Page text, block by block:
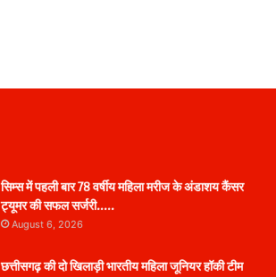
सिम्स में पहली बार 78 वर्षीय महिला मरीज के अंडाशय कैंसर
ट्यूमर की सफल सर्जरी…..
August 6, 2026
छत्तीसगढ़ की दो खिलाड़ी भारतीय महिला जूनियर हॉकी टीम